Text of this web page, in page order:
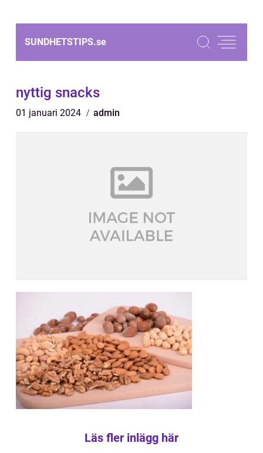
SUNDHETSTIPS.se
nyttig snacks
01 januari 2024 admin
Läs fler inlägg här